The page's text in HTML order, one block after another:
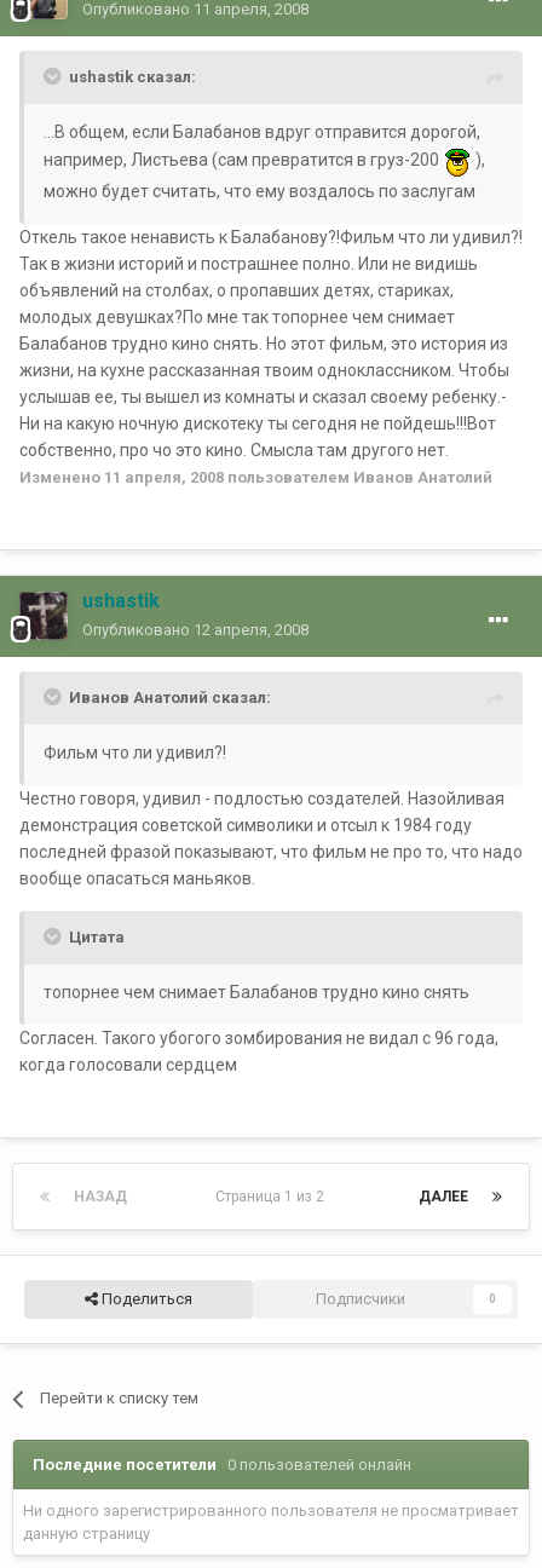
Опубликовано 11 апреля, 2008
ushastik сказал:
...В общем, если Балабанов вдруг отправится дорогой,
например, Листьева (сам превратится в груз-200
),
можно будет считать, что ему воздалось по заслугам
Откель такое ненависть к Балабанову?!Фильм что ли удивил?!
Так в жизни историй и пострашнее полно. Или не видишь
объявлений на столбах, о пропавших детях, стариках,
молодых девушках?По мне так топорнее чем снимает
Балабанов трудно кино снять. Но этот фильм, это история из
жизни, на кухне рассказанная твоим одноклассником. Чтобы
услышав ее, ты вышел из комнаты и сказал своему ребенку.-
Ни на какую ночную дискотеку ты сегодня не пойдешь!!!Вот
собственно, про чо это кино. Смысла там другого нет.
Изменено 11 апреля, 2008 пользователем Иванов Анатолий
ushastik
Опубликовано 12 апреля, 2008
Иванов Анатолий сказал:
Фильм что ли удивил?!
Честно говоря, удивил - подлостью создателей. Назойливая
демонстрация советской символики и отсыл к 1984 году
последней фразой показывают, что фильм не про то, что надо
вообще опасаться маньяков.
Цитата
топорнее чем снимает Балабанов трудно кино снять
Согласен. Такого убогого зомбирования не видал с 96 года,
когда голосовали сердцем
НАЗАД ДАЛЕЕ
Страница 1 из 2
Поделиться Подписчики 0
Перейти к списку тем
Последние посетители 0 пользователей онлайн
Ни одного зарегистрированного пользователя не просматривает
данную страницу